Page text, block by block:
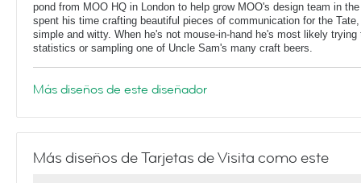
pond from MOO HQ in London to help grow MOO's design team in
spent his time crafting beautiful pieces of communication for the
simple and witty. When he's not mouse-in-hand he's most likely trying
statistics or sampling one of Uncle Sam's many craft beers.
Más diseños de este diseñador
Más diseños de Tarjetas de Visita como este